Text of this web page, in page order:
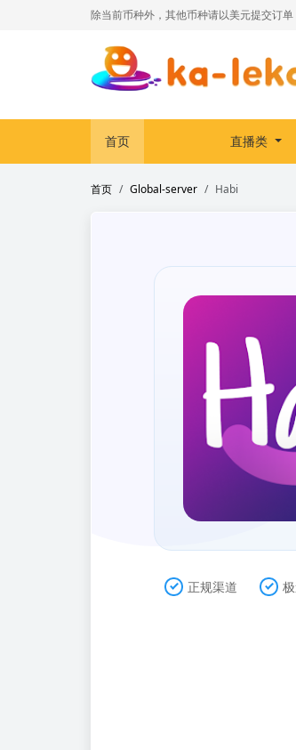
除当前币种外，其他币种请以美元提交订
首页 直播类
首页 Global-server Habi
正规渠道